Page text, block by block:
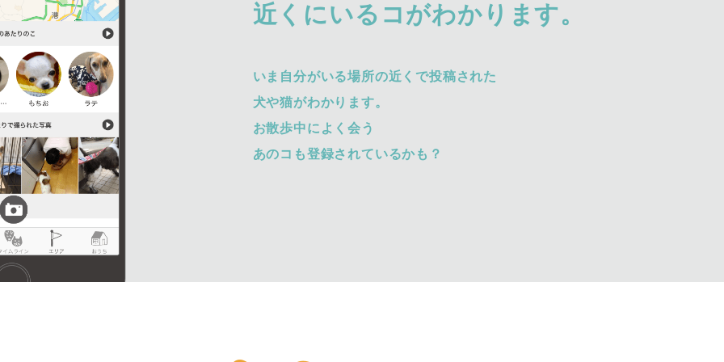
近くにいるコがわかります。
いま自分がいる場所の近くで投稿された
犬や猫がわかります。
お散歩中によく会う
あのコも登録されているかも？